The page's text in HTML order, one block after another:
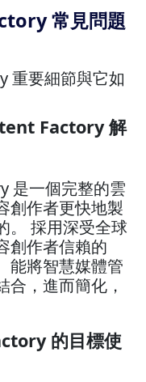
常見問題
重要細節與它如
Factory 解
是一個完整的雲
創作者更快地製
。 採用深受全球
創作者信賴的
能將智慧媒體管
，進而簡化，
的目標使